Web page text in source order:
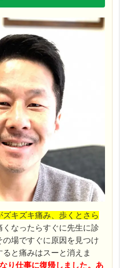
キズキ痛み、歩くとさら
くなったらすぐに先生に診
場ですぐに原因を見つけ
と痛みはスーと消えま
り仕事に復帰しました。あ